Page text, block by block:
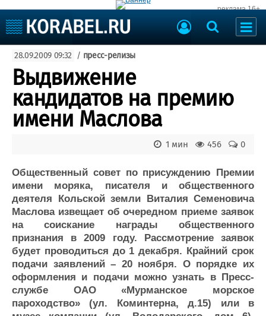
реклама 16+
Судоходство
Судоремонт
События
Пресс-релизы
Порты
Рыболовство
ВМФ
Судостроение
Пульс
Новости
Работа
Крюинг
Журнал
Реклама
Торговая площадка
Доска объявлений
Продажа флота
Оборудование
Изделия
Материалы
Услуги
28.09.2009 09:32 / пресс-релизы
Выдвижение
кандидатов на премию
имени Маслова
0
456
1 мин
Общественный совет по присуждению Премии
имени моряка, писателя и общественного
деятеля Кольской земли Виталия Семеновича
Маслова извещает об очередном приеме заявок
на соискание награды общественного
признания в 2009 году. Рассмотрение заявок
будет проводиться до 1 декабря. Крайний срок
подачи заявлений – 20 ноября. О порядке их
оформления и подачи можно узнать в Пресс-
службе ОАО «Мурманское морское
пароходство» (ул. Коминтерна, д.15) или в